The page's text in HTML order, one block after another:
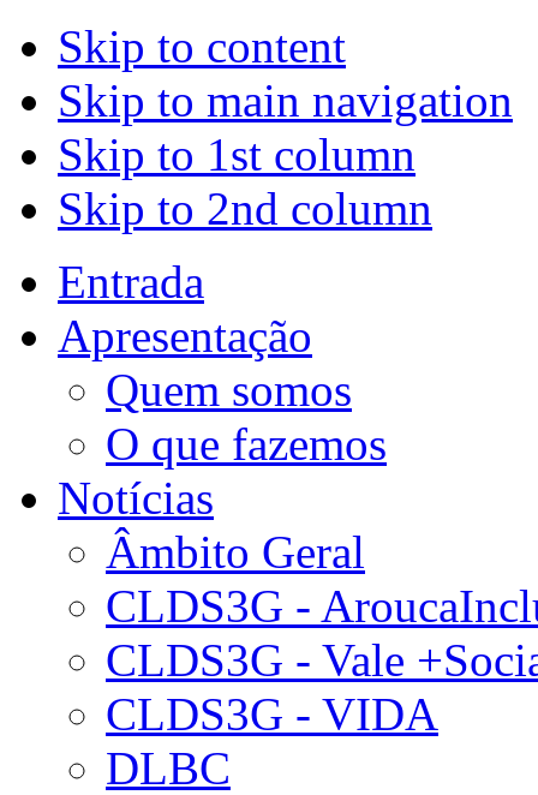
Skip to content
Skip to main navigation
Skip to 1st column
Skip to 2nd column
Entrada
Apresentação
Quem somos
O que fazemos
Notícias
Âmbito Geral
CLDS3G -
CLDS3G - Vale
CLDS3G - VIDA
DLBC